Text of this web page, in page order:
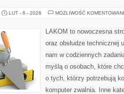
LUT - 6 - 2026 MOŻLIWOŚĆ
LAKOM to nowoczesna
oraz obsłudze technicznej
nam w codziennych
myślą o osobach, które
o tych, którzy potrzebują
komputer zwalnia. Inne